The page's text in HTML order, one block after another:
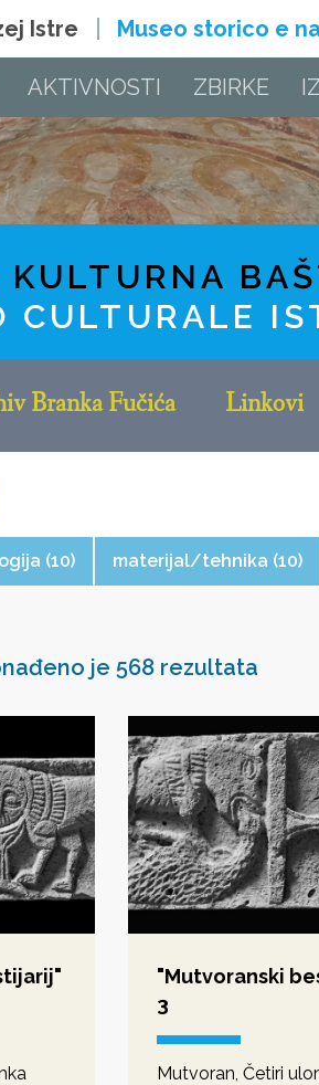
Istre Museo storico e
AKTIVNOSTI ZBIRKE
KULTURNA
CULTURALE
Branka Fučića Linkovi
(10) materijal/tehnika (10)
je 568 rezultata
"Mutvoranski
3
Mutvoran, Četiri